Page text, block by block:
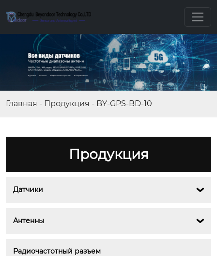
Главная - Продукция - BY-GPS-BD-10
Продукция
Датчики 
Антенны 
Радиочастотный разъем